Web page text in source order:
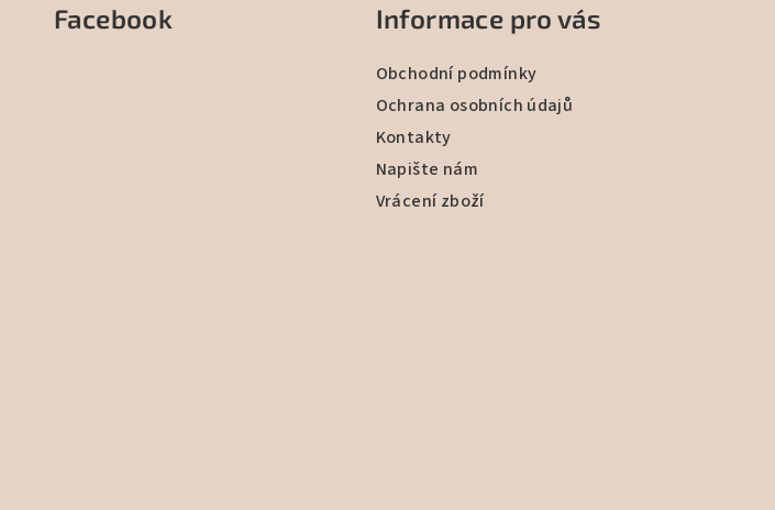
Facebook Informace pro vás
Obchodní podmínky
Ochrana osobních údajů
Kontakty
Napište nám
Vrácení zboží